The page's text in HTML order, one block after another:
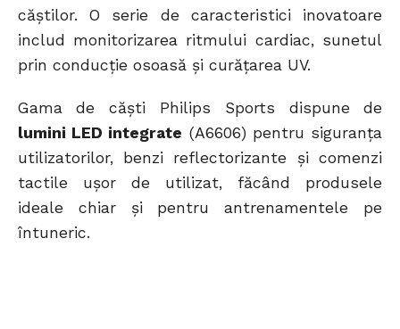
căștilor. O serie de caracteristici inovatoare
includ monitorizarea ritmului cardiac, sunetul
prin conducție osoasă și curățarea UV.
Gama de căști Philips Sports dispune de
lumini LED integrate (A6606) pentru siguranța
utilizatorilor, benzi reflectorizante și comenzi
tactile ușor de utilizat, făcând produsele
ideale chiar și pentru antrenamentele pe
întuneric.